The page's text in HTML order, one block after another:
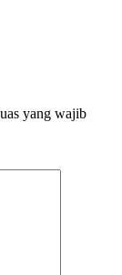
yang wajib